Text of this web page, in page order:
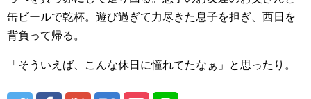
缶ビールで乾杯。遊び過ぎて力尽きた息子を担ぎ、西日を
背負って帰る。
「そういえば、こんな休日に憧れてたなぁ」と思ったり。